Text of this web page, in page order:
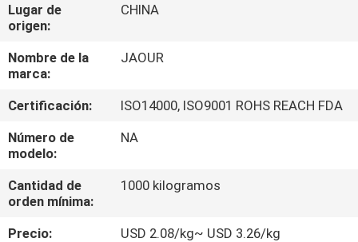
VISITA
A
LA
FÁBRICA
CONTROL
DE
Lugar de
origen:
CHINA
Nombre de la
marca:
JAOUR
Certificación:
ISO14000, ISO9001 ROHS REACH FDA
Número de
modelo:
NA
Cantidad de
orden mínima:
1000 kilogramos
Precio:
USD 2.08/kg~ USD 3.26/kg